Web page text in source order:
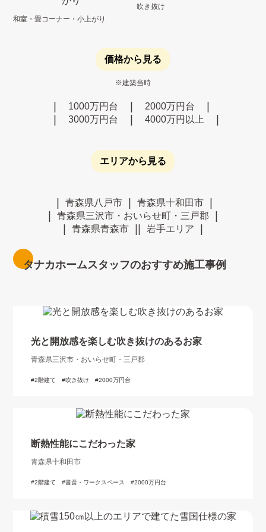
和室・畳コーナー・小上がり
吹き抜け
価格から見る
※建築当時
1000万円台
2000万円台
3000万円台
4000万円以上
エリアから見る
青森県八戸市
青森県十和田市
青森県三沢市・おいらせ町・三戸郡
青森県青森市
岩手エリア
タナカホームスタッフのおすすめ施工事例
光と開放感を楽しむ吹き抜けのあるお家
青森県三沢市・おいらせ町・三戸郡
2階建て 吹き抜け 2000万円台
断熱性能にこだわった家
青森県十和田市
2階建て 書斎・ワークスペース 2000万円台